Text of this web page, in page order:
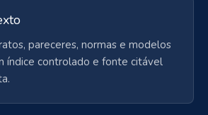
pareceres, normas e modelos
índice controlado e fonte citável